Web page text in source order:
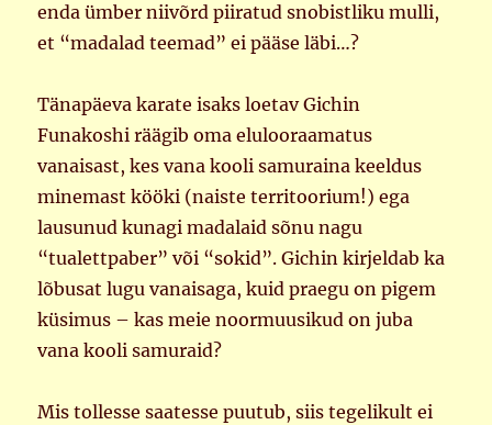
enda ümber niivõrd piiratud snobistliku mulli,
et “madalad teemad” ei pääse läbi…?
Tänapäeva karate isaks loetav Gichin
Funakoshi räägib oma elulooraamatus
vanaisast, kes vana kooli samuraina keeldus
minemast kööki (naiste territoorium!) ega
lausunud kunagi madalaid sõnu nagu
“tualettpaber” või “sokid”. Gichin kirjeldab ka
lõbusat lugu vanaisaga, kuid praegu on pigem
küsimus – kas meie noormuusikud on juba
vana kooli samuraid?
Mis tollesse saatesse puutub, siis tegelikult ei